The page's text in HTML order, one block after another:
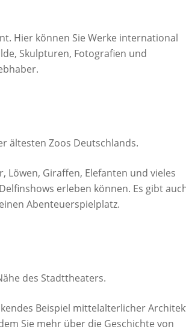
Hier können Sie Werke international
Skulpturen, Fotografien und
ältesten Zoos Deutschlands.
Löwen, Giraffen, Elefanten und vieles
erleben können. Es gibt
Abenteuerspielplatz.
des Stadttheaters.
Beispiel mittelalterlicher
Sie mehr über die Geschichte von